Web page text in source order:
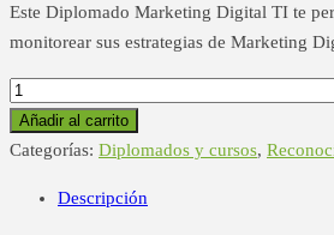
Este Diplomado Marketing Digital TI te
monitorear sus estrategias de Marketing
Diplomado
Marketing
Digital
cantidad
Añadir al carrito
Categorías: Diplomados y cursos,
Descripción